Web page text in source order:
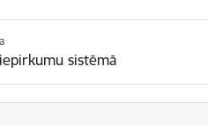
sistēmā